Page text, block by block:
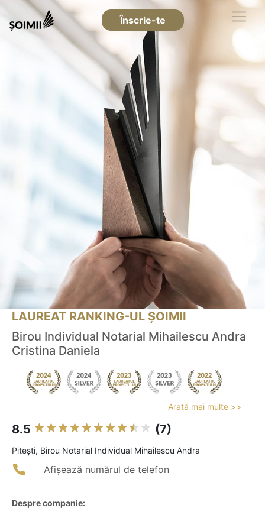
Înscrie-te
LAUREAT RANKING-UL ȘOIMII
Birou Individual Notarial Mihailescu Andra
Cristina Daniela
Arată mai multe >>
8.5 (7)
Piteşti, Birou Notarial Individual Mihailescu Andra
Afișează numărul de telefon
Despre companie: